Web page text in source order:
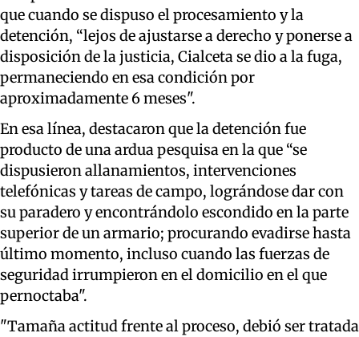
que cuando se dispuso el procesamiento y la
detención, “lejos de ajustarse a derecho y ponerse a
disposición de la justicia, Cialceta se dio a la fuga,
permaneciendo en esa condición por
aproximadamente 6 meses".
En esa línea, destacaron que la detención fue
producto de una ardua pesquisa en la que “se
dispusieron allanamientos, intervenciones
telefónicas y tareas de campo, lográndose dar con
su paradero y encontrándolo escondido en la parte
superior de un armario; procurando evadirse hasta
último momento, incluso cuando las fuerzas de
seguridad irrumpieron en el domicilio en el que
pernoctaba".
"Tamaña actitud frente al proceso, debió ser tratada